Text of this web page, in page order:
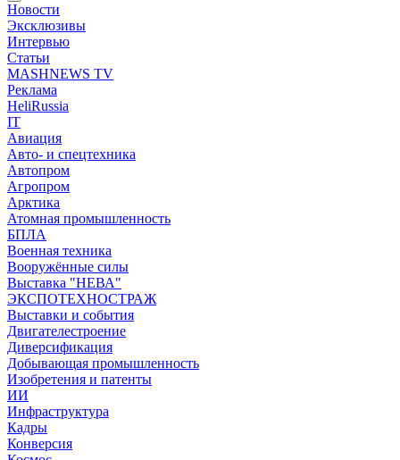
Новости
Эксклюзивы
Интервью
Статьи
MASHNEWS TV
Реклама
HeliRussia
IT
Авиация
Авто- и спецтехника
Автопром
Агропром
Арктика
Атомная промышленность
БПЛА
Военная техника
Вооружённые силы
Выставка "НЕВА"
ЭКСПОТЕХНОСТРАЖ
Выставки и события
Двигателестроение
Диверсификация
Добывающая промышленность
Изобретения и патенты
ИИ
Инфраструктура
Кадры
Конверсия